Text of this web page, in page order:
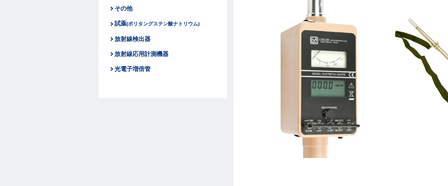
その他
試薬(ポリタングステン酸ナトリウム)
放射線検出器
放射線応用計測機器
光電子増倍管